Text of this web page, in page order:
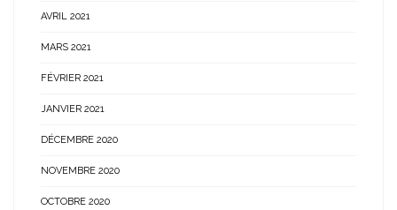
AVRIL 2021
MARS 2021
FÉVRIER 2021
JANVIER 2021
DÉCEMBRE 2020
NOVEMBRE 2020
OCTOBRE 2020